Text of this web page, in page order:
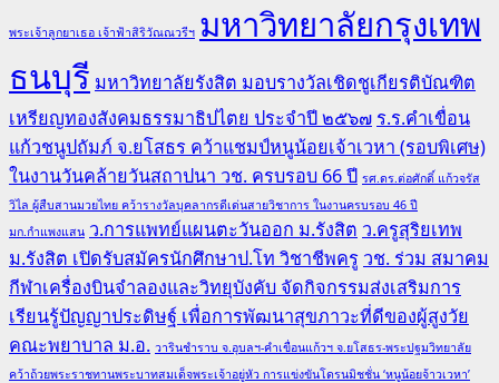
พระเจ้าลูกยาเธอ เจ้าฟ้าสิริวัณณวรีฯ มหาวิทยาลัยกรุงเทพ
ธนบุรี มหาวิทยาลัยรังสิต มอบรางวัลเชิดชูเกียรติบัณฑิต
เหรียญทองสังคมธรรมาธิปไตย ประจำปี ๒๕๖๗ ร.ร.คำเขื่อน
แก้วชนูปถัมภ์ จ.ยโสธร คว้าแชมป์หนูน้อยเจ้าเวหา (รอบพิเศษ)
ในงานวันคล้ายวันสถาปนา วช. ครบรอบ 66 ปี รศ.ดร.ต่อศักดิ์ แก้วจรัส
วิไล ผู้สืบสานมวยไทย คว้ารางวัลบุคลากรดีเด่นสายวิชาการ ในงานครบรอบ 46 ปี
มก.กำแพงแสน ว.การแพทย์แผนตะวันออก ม.รังสิต ว.ครูสุริยเทพ
ม.รังสิต เปิดรับสมัครนักศึกษาป.โท วิชาชีพครู วช. ร่วม สมาคม
กีฬาเครื่องบินจำลองและวิทยุบังคับ จัดกิจกรรมส่งเสริมการ
เรียนรู้ปัญญาประดิษฐ์ เพื่อการพัฒนาสุขภาวะที่ดีของผู้สูงวัย
คณะพยาบาล ม.อ. วารินชำราบ จ.อุบลฯ-คำเขื่อนแก้วฯ จ.ยโสธร-พระปฐมวิทยาลัย
คว้าถ้วยพระราชทานพระบาทสมเด็จพระเจ้าอยู่หัว การแข่งขันโดรนมิชชั่น ‘หนูน้อยจ้าวเวหา’